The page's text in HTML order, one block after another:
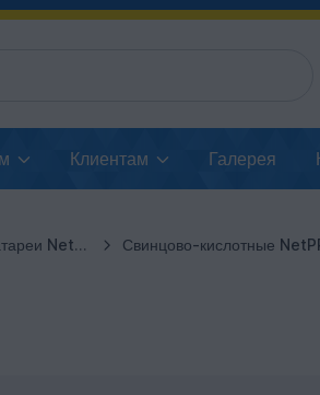
Клиентам Галерея
NetPRO Свинцово-кислотные